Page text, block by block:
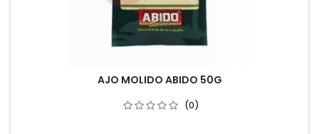
AJO MOLIDO ABIDO 50G
(0)